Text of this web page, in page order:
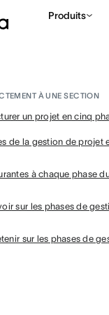
Produits
À UNE SECTION
un projet en cinq
de la gestion de projet
à chaque phase
sur les phases de
sur les phases de